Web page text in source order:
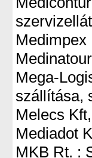
Medimpex
Mega-
szállítása,
Melecs
Mediadot
MKB Rt. :